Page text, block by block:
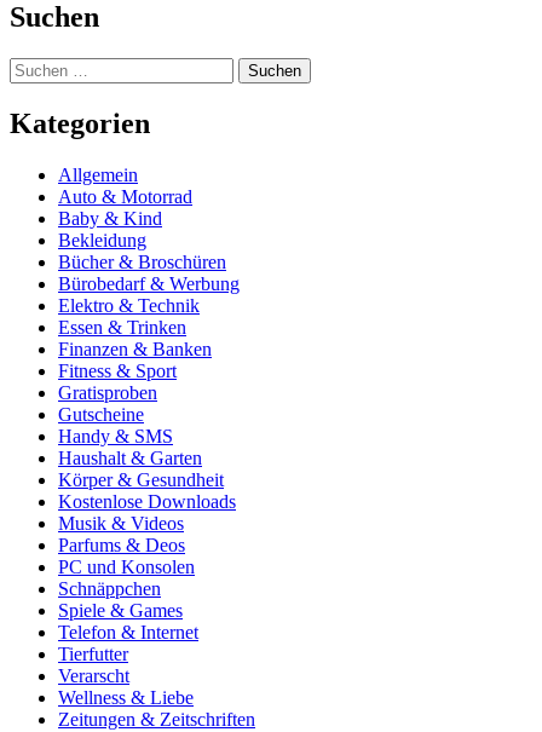
Suchen
Suchen
nach:
Kategorien
Allgemein
Auto & Motorrad
Baby & Kind
Bekleidung
Bücher & Broschüren
Bürobedarf & Werbung
Elektro & Technik
Essen & Trinken
Finanzen & Banken
Fitness & Sport
Gratisproben
Gutscheine
Handy & SMS
Haushalt & Garten
Körper & Gesundheit
Kostenlose Downloads
Musik & Videos
Parfums & Deos
PC und Konsolen
Schnäppchen
Spiele & Games
Telefon & Internet
Tierfutter
Verarscht
Wellness & Liebe
Zeitungen & Zeitschriften